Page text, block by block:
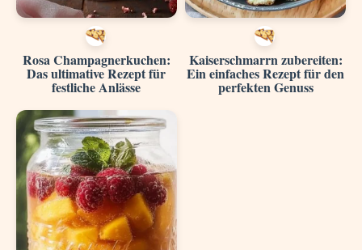
Rosa Champagnerkuchen:
Das ultimative Rezept für
festliche Anlässe
Kaiserschmarrn zubereiten:
Ein einfaches Rezept für den
perfekten Genuss